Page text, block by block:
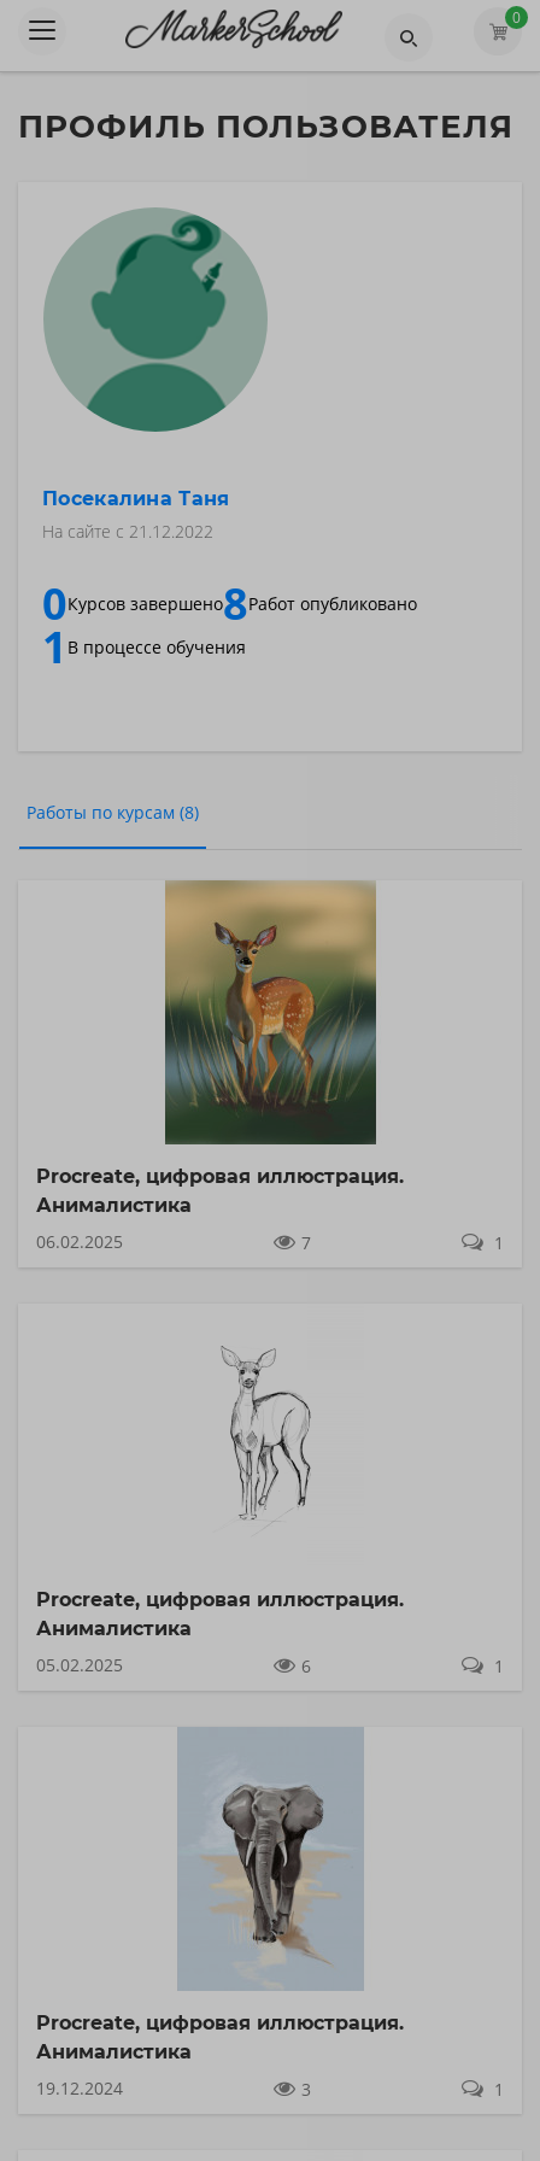
0
ПРОФИЛЬ ПОЛЬЗОВАТЕЛЯ
Посекалина Таня
На сайте с 21.12.2022
0Курсов завершено8Работ опубликовано
1 В процессе обучения
Работы по курсам (8)
Procreate, цифровая иллюстрация.
Анималистика
06.02.2025
7 1
Procreate, цифровая иллюстрация.
Анималистика
05.02.2025
6 1
Procreate, цифровая иллюстрация.
Анималистика
19.12.2024
3 1